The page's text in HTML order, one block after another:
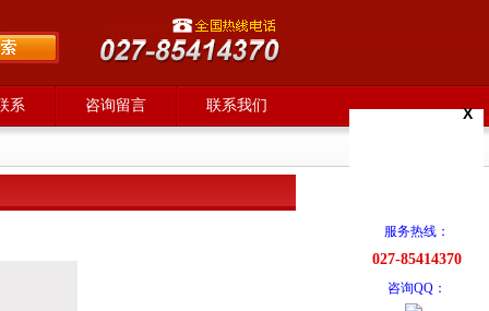
X
服务热线：
027-85414370
咨询QQ：
系 咨询留言 联系我们